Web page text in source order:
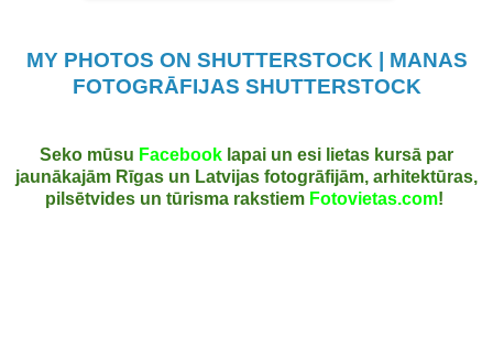
MY PHOTOS ON SHUTTERSTOCK | MANAS
FOTOGRĀFIJAS SHUTTERSTOCK
Seko mūsu Facebook lapai un esi lietas kursā par
jaunākajām Rīgas un Latvijas fotogrāfijām, arhitektūras,
pilsētvides un tūrisma rakstiem Fotovietas.com!